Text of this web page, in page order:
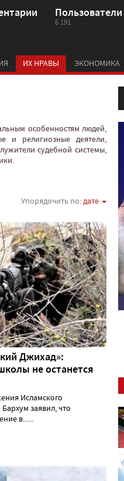
Пользователи
6 191
ИХ НРАВЫ ЭКОНОМИКА
особенностям людей,
и религиозные деятели,
судебной системы,
Упорядочить по:дате
Джихад»:
не останется
Исламского
заявил, что
в......